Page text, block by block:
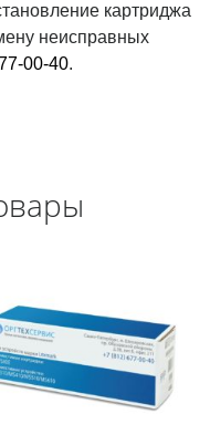
картриджа
неисправных
00-40.